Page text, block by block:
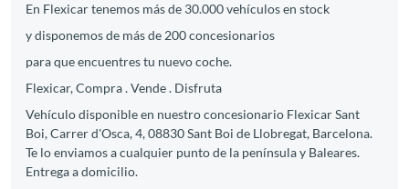
En Flexicar tenemos más de 30.000 vehículos en stock
y disponemos de más de 200 concesionarios
para que encuentres tu nuevo coche.
Flexicar, Compra . Vende . Disfruta
Vehículo disponible en nuestro concesionario Flexicar Sant
Boi, Carrer d'Osca, 4, 08830 Sant Boi de Llobregat, Barcelona.
Te lo enviamos a cualquier punto de la península y Baleares.
Entrega a domicilio.